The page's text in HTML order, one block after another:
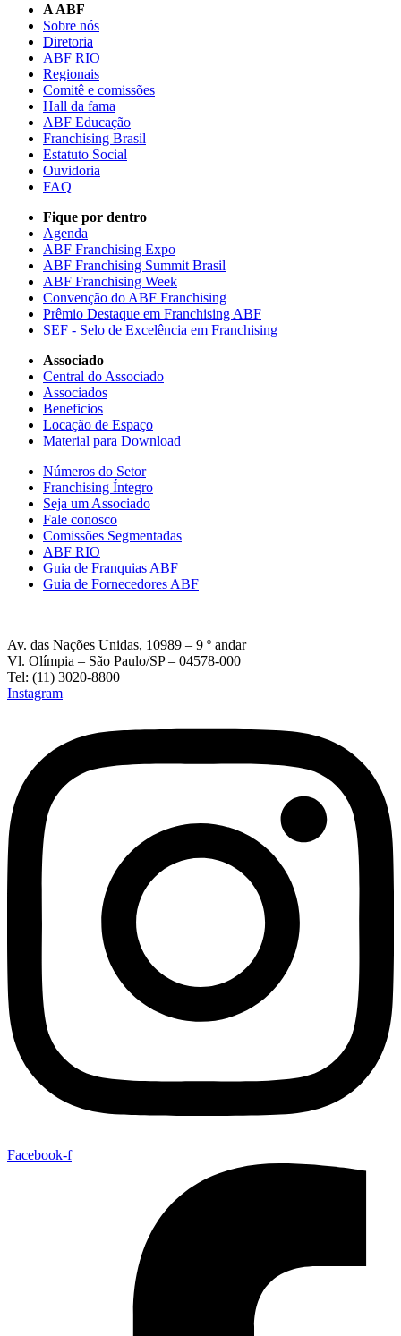
A ABF
Sobre nós
Diretoria
ABF RIO
Regionais
Comitê e comissões
Hall da fama
ABF Educação
Franchising Brasil
Estatuto Social
Ouvidoria
FAQ
Fique por dentro
Agenda
ABF Franchising Expo
ABF Franchising Summit Brasil
ABF Franchising Week
Convenção do ABF Franchising
Prêmio Destaque em Franchising ABF
SEF - Selo de Excelência em Franchising
Associado
Central do Associado
Associados
Beneficios
Locação de Espaço
Material para Download
Números do Setor
Franchising Íntegro
Seja um Associado
Fale conosco
Comissões Segmentadas
ABF RIO
Guia de Franquias ABF
Guia de Fornecedores ABF
Av. das Nações Unidas, 10989 – 9 º andar
Vl. Olímpia – São Paulo/SP – 04578-000
Tel: (11) 3020-8800
Instagram
Facebook-f